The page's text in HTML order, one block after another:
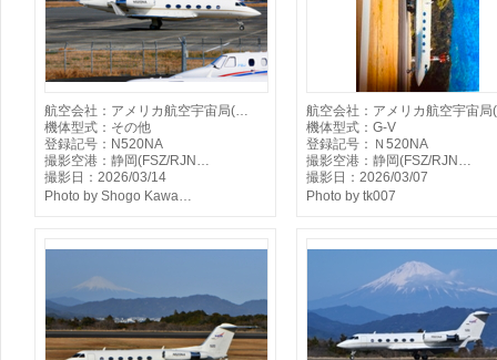
航空会社：アメリカ航空宇宙局(…
機体型式：その他
登録記号：N520NA
撮影空港：静岡(FSZ/RJN…
撮影日：2026/03/14
Photo by Shogo Kawa…
航空会社：アメリカ航空宇宙
機体型式：G-V
登録記号：Ｎ520NA
撮影空港：静岡(FSZ/RJN…
撮影日：2026/03/07
Photo by tk007